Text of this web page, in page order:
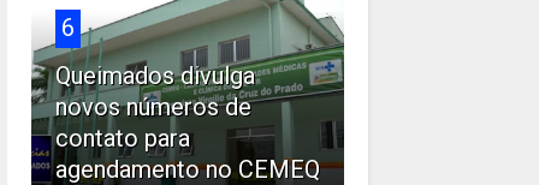
6
Queimados divulga
novos números de
contato para
agendamento no CEMEQ